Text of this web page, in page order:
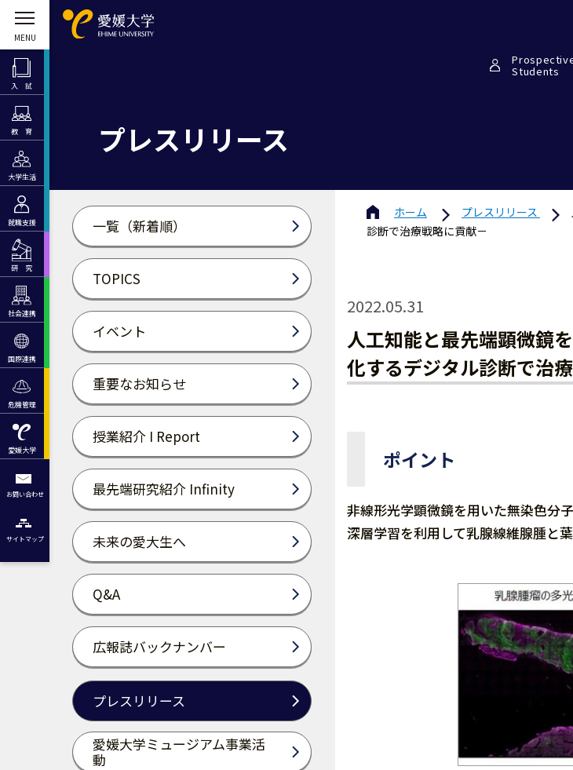
入 試
教 育
大学生活
就職支援
研 究
社会連携
国際連携
危機管理
愛媛大学
お問い合わせ
サイトマップ
Students
プレスリリース
一覧（新着順）
TOPICS
イベント
重要なお知らせ
授業紹介 I Report
最先端研究紹介 Infinity
未来の愛大生へ
Q&A
広報誌バックナンバー
プレスリリース
愛媛大学ミュージアム事業活
動
ホーム プレスリリース
診断で治療戦略に貢献－
2022.05.31
人工知能と最先端顕微鏡
化するデジタル診断で治
ポイント
非線形光学顕微鏡を用いた無染色分
深層学習を利用して乳腺線維腺腫と